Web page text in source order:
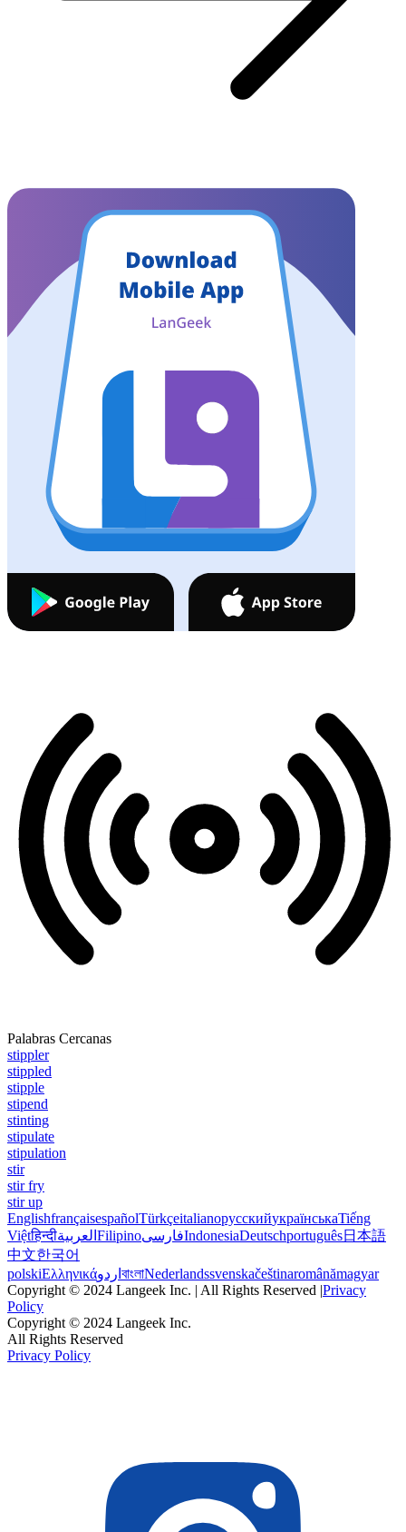
Palabras Cercanas
stippler
stippled
stipple
stipend
stinting
stipulate
stipulation
stir
stir fry
stir up
EnglishfrançaisespañolTürkçeitalianoрусскийукраїнськаTiếng
Việtहिन्दीالعربية FilipinoفارسیIndonesiaDeutschportuguês日本語
中文한국어
polskiΕλληνικάاردو বাংলাNederlandssvenskačeštinaromânămagyar
Copyright © 2024 Langeek Inc. | All Rights Reserved |Privacy
Policy
Copyright © 2024 Langeek Inc.
All Rights Reserved
Privacy Policy